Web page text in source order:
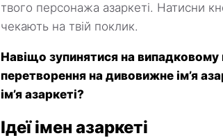
твого персонажа азаркеті. Натисни
чекають на твій поклик.
Навіщо зупинятися на випадковому
перетворення на дивовижне ім’я
ім’я азаркеті?
Ідеї імен азаркеті